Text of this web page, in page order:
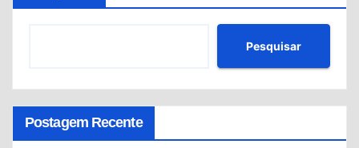
Pesquisar
Postagem Recente